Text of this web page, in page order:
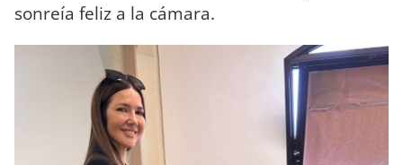
sonreía feliz a la cámara.